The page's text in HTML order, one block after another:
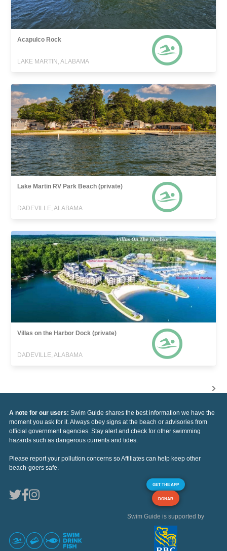
Acapulco Rock
LAKE MARTIN, ALABAMA
Lake Martin RV Park Beach (private)
DADEVILLE, ALABAMA
Villas on the Harbor Dock (private)
DADEVILLE, ALABAMA
A note for our users: Swim Guide shares the best information we have the
moment you ask for it. Always obey signs at the beach or advisories from
official government agencies. Stay alert and check for other swimming
hazards such as dangerous currents and tides.
Please report your pollution concerns so Affiliates can help keep other
beach-goers safe.
GET THE APP
DONAR
Swim Guide is supported by